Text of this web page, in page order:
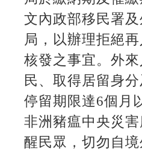
文內政部移民署
局，以辦理拒絕
核發之事宜。外
民、取得居留身
停留期限達6個月
非洲豬瘟中央災
醒民眾，切勿自